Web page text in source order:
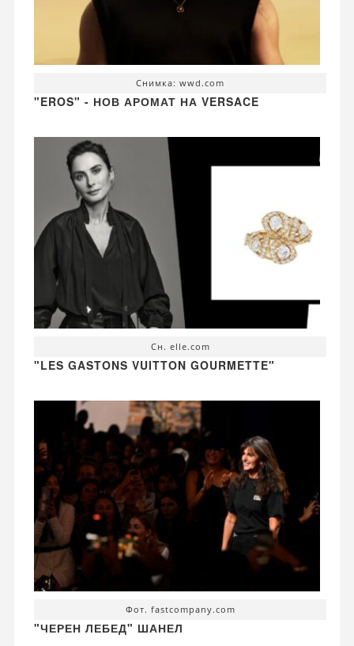
Снимка: wwd.com
"EROS" - НОВ АРОМАТ НА VERSACE
Сн. elle.com
"LES GASTONS VUITTON GOURMETTE"
Фот. fastcompany.com
"ЧЕРЕН ЛЕБЕД" ШАНЕЛ